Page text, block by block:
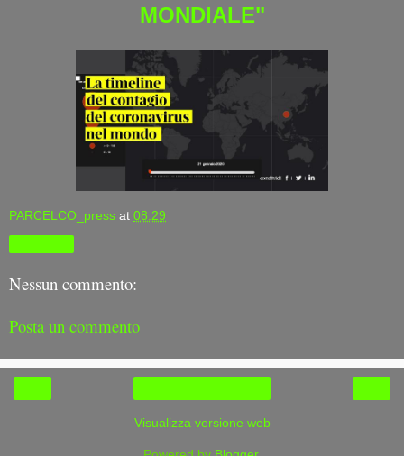
MONDIALE"
PARCELCO_press at 08:29
Nessun commento:
Posta un commento
Visualizza versione web